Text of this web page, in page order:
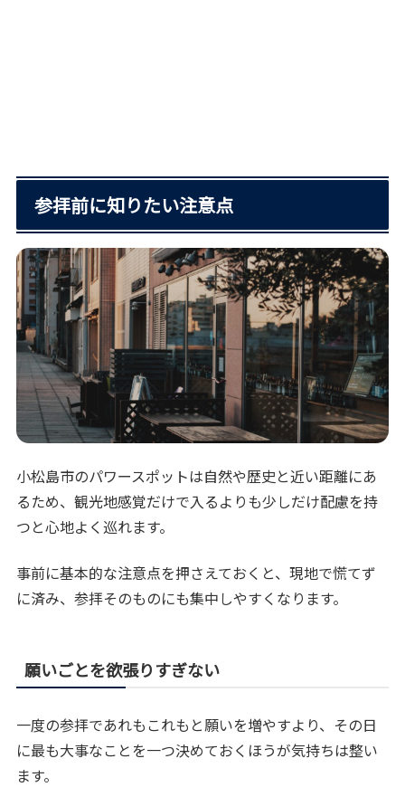
参拝前に知りたい注意点
小松島市のパワースポットは自然や歴史と近い距離にあ
るため、観光地感覚だけで入るよりも少しだけ配慮を持
つと心地よく巡れます。
事前に基本的な注意点を押さえておくと、現地で慌てず
に済み、参拝そのものにも集中しやすくなります。
願いごとを欲張りすぎない
一度の参拝であれもこれもと願いを増やすより、その日
に最も大事なことを一つ決めておくほうが気持ちは整い
ます。